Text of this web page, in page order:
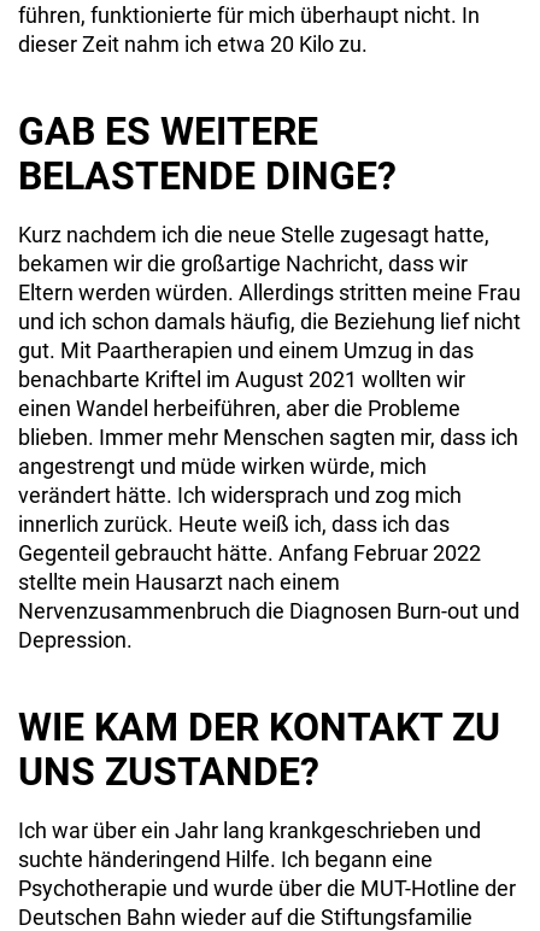
führen, funktionierte für mich überhaupt nicht. In
dieser Zeit nahm ich etwa 20 Kilo zu.
GAB ES WEITERE
BELASTENDE DINGE?
Kurz nachdem ich die neue Stelle zugesagt hatte,
bekamen wir die großartige Nachricht, dass wir
Eltern werden würden. Allerdings stritten meine Frau
und ich schon damals häufig, die Beziehung lief nicht
gut. Mit Paartherapien und einem Umzug in das
benachbarte Kriftel im August 2021 wollten wir
einen Wandel herbeiführen, aber die Probleme
blieben. Immer mehr Menschen sagten mir, dass ich
angestrengt und müde wirken würde, mich
verändert hätte. Ich widersprach und zog mich
innerlich zurück. Heute weiß ich, dass ich das
Gegenteil gebraucht hätte. Anfang Februar 2022
stellte mein Hausarzt nach einem
Nervenzusammenbruch die Diagnosen Burn-out und
Depression.
WIE KAM DER KONTAKT ZU
UNS ZUSTANDE?
Ich war über ein Jahr lang krankgeschrieben und
suchte händeringend Hilfe. Ich begann eine
Psychotherapie und wurde über die MUT-Hotline der
Deutschen Bahn wieder auf die Stiftungsfamilie